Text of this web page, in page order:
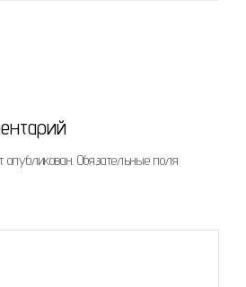
Обязательные поля